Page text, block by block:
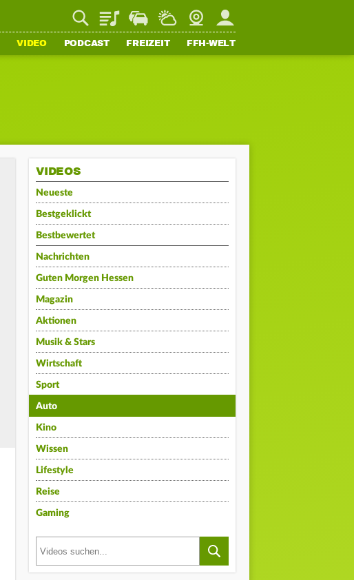
PlaylistStaupilotWetterWebcamMein FFH
VIDEO PODCAST FREIZEIT FFH-WELT
VIDEOS
Neueste
Bestgeklickt
Bestbewertet
Nachrichten
Guten Morgen Hessen
Magazin
Aktionen
Musik & Stars
Wirtschaft
Sport
Auto
Kino
Wissen
Lifestyle
Reise
Gaming